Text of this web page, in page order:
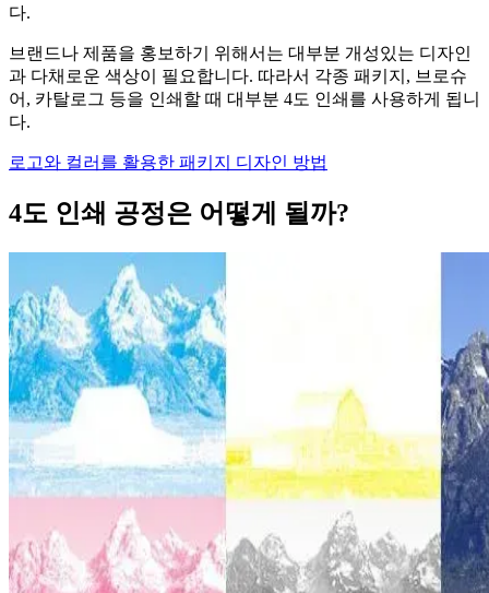
다.
브랜드나 제품을 홍보하기 위해서는 대부분 개성있는 디자인
과 다채로운 색상이 필요합니다. 따라서 각종 패키지, 브로슈
어, 카탈로그 등을 인쇄할 때 대부분 4도 인쇄를 사용하게 됩니
다.
로고와 컬러를 활용한 패키지 디자인 방법
4도 인쇄 공정은 어떻게 될까?